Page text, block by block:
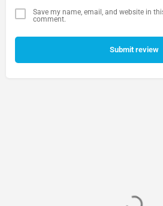
Save my name, email, and website in
comment.
Submit review